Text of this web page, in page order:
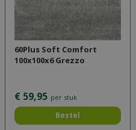
60Plus Soft Comfort
100x100x6 Grezzo
€ 59,95 per stuk
Bestel